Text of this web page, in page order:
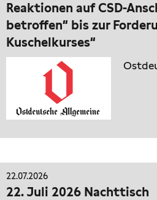
Reaktionen auf CSD-
betroffen“ bis zur
Kuschelkurses“
22.07.2026
22. Juli 2026 Nachttisch